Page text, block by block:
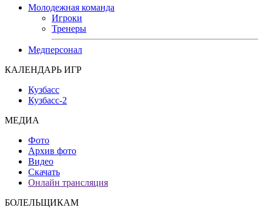
Молодежная команда
Игроки
Тренеры
Медперсонал
КАЛЕНДАРЬ ИГР
Кузбасс
Кузбасс-2
МЕДИА
Фото
Архив фото
Видео
Скачать
Онлайн трансляция
БОЛЕЛЬЩИКАМ